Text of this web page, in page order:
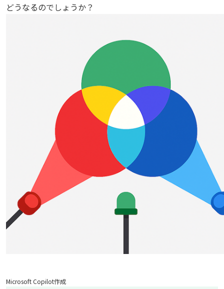
どうなるのでしょうか？
Microsoft Copilot作成